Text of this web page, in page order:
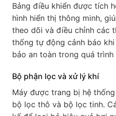
Bảng điều khiển được tích
hình hiển thị thông minh,
theo dõi và điều chỉnh các
thống tự động cảnh báo
bảo an toàn trong quá trình
Bộ phận lọc và xử lý khí
Máy được trang bị hệ
bộ lọc thô và bộ lọc tinh.